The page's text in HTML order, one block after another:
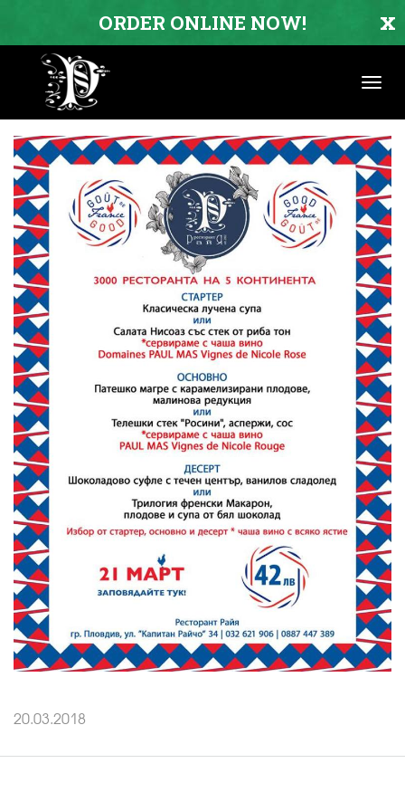
x
ORDER ONLINE NOW!
20.03.2018